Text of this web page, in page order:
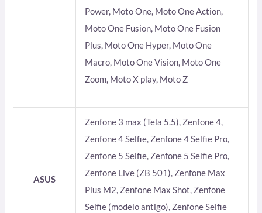
Power, Moto One, Moto One Action,
Moto One Fusion, Moto One Fusion
Plus, Moto One Hyper, Moto One
Macro, Moto One Vision, Moto One
Zoom, Moto X play, Moto Z
ASUS
Zenfone 3 max (Tela 5.5), Zenfone 4,
Zenfone 4 Selfie, Zenfone 4 Selfie Pro,
Zenfone 5 Selfie, Zenfone 5 Selfie Pro,
Zenfone Live (ZB 501), Zenfone Max
Plus M2, Zenfone Max Shot, Zenfone
Selfie (modelo antigo), Zenfone Selfie